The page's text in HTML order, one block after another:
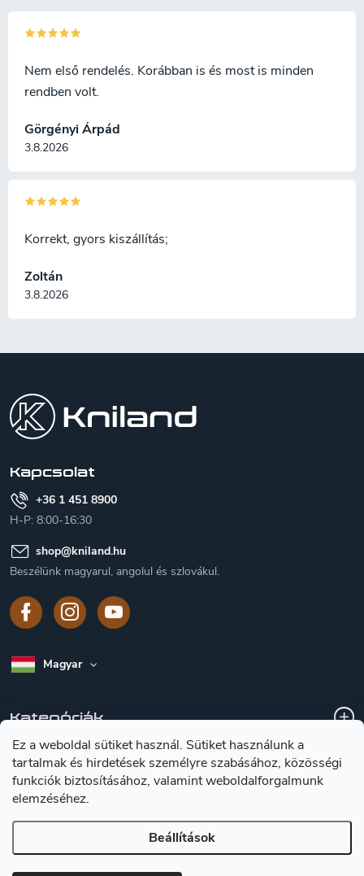
Ez a weboldal sütiket használ. Sütiket használunk a
tartalmak és hirdetések személyre szabásához, közösségi
funkciók biztosításához, valamint weboldalforgalmunk
elemzéséhez.
Beállítások
Görgényi Árpád
3.8.2026
Nem első rendelés. Korábban is és most is minden
rendben volt.
Zoltán
3.8.2026
Korrekt, gyors kiszállítás;
Kapcsolat
+36 1 451 8900
H-P: 8:00-16:30
shop@kniland.hu
Beszélünk magyarul, angolul és szlovákul.
Magyar
Kategóriák
A vásárlásról
Tájékoztátas a késekröl